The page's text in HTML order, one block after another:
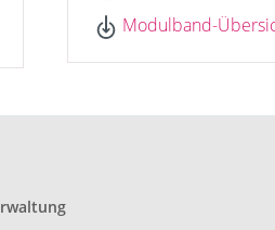
Modulband-